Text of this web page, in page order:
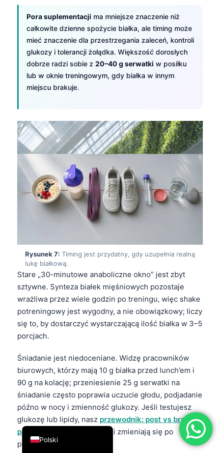
Pora suplementacji ma mniejsze znaczenie niż
całkowite dzienne spożycie białka, ale timing może
mieć znaczenie dla przestrzegania zaleceń, kontroli
glukozy i tolerancji żołądka. Większość dorosłych
dobrze radzi sobie z 20–40 g serwatki w posiłku
lub w oknie treningowym, gdy białka w innym
miejscu brakuje.
Rysunek 7: Timing jest przydatny, gdy uzupełnia realną
lukę białkową.
Stare „30-minutowe anaboliczne okno” jest zbyt
sztywne. Synteza białek mięśniowych pozostaje
wrażliwa przez wiele godzin po treningu, więc shake
potreningowy jest wygodny, a nie obowiązkowy; liczy
się to, by dostarczyć wystarczającą ilość białka w 3–5
porcjach.
Śniadanie jest niedoceniane. Widzę pracowników
biurowych, którzy mają 10 g białka przed lunch’em i
90 g na kolację; przeniesienie 25 g serwatki na
śniadanie często poprawia uczucie głodu, podjadanie
późno w nocy i zmienność glukozy. Jeśli testujesz
glukozę lub lipidy, nasz przewodnik: post vs brak
postu
wyjaśnia, które wyniki zmieniają się po
posiłkach.
Polski
English
Deutsch
العربية
Français
עִבְרִית
Español
Português
Ελληνικά
Türkçe
Română
简体中文
Български
Dansk
Nederlands
Bahasa Indonesia
Հայերեն
Svenska
Bosanski
Azərbaycan dili
日本語